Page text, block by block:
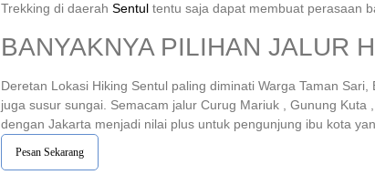
Trekking di daerah Sentul tentu saja dapat membuat perasaan
BANYAKNYA PILIHAN JALUR
Deretan Lokasi Hiking Sentul paling diminati Warga Taman
juga susur sungai. Semacam jalur Curug Mariuk , Gunung
dengan Jakarta menjadi nilai plus untuk pengunjung ibu kota
Pesan Sekarang